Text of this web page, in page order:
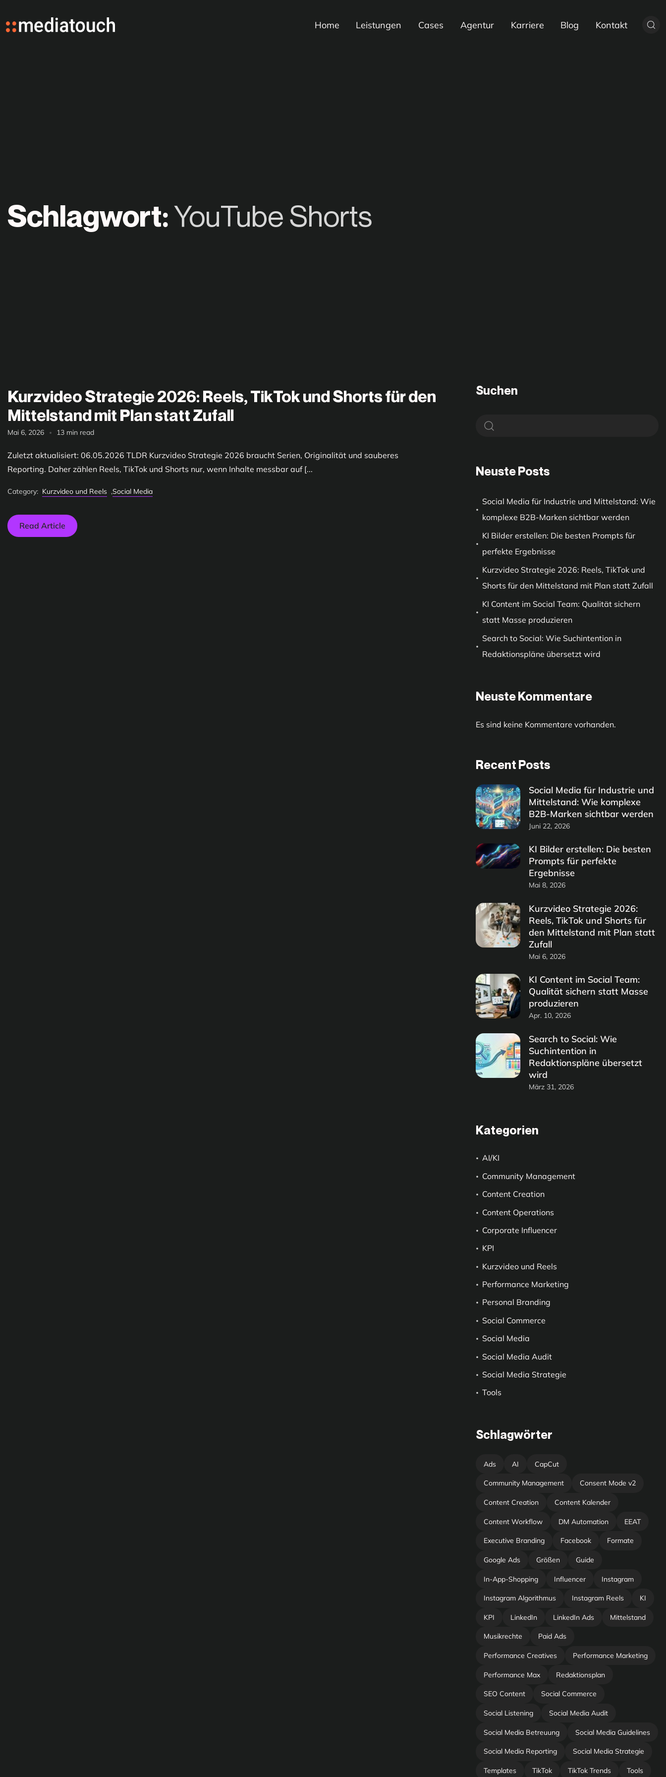
Home Leistungen Cases Agentur Karriere Blog Kontakt
Schlagwort:YouTube Shorts
Kurzvideo Strategie 2026: Reels, TikTok und Shorts für den
Mittelstand mit Plan statt Zufall
Mai 6, 2026 13 min read
Zuletzt aktualisiert: 06.05.2026 TLDR Kurzvideo Strategie 2026 braucht Serien, Originalität und sauberes
Reporting. Daher zählen Reels, TikTok und Shorts nur, wenn Inhalte messbar auf [...
Category: Kurzvideo und Reels ,Social Media
Read Article
Suchen
Neuste Posts
Social Media für Industrie und Mittelstand: Wie
komplexe B2B-Marken sichtbar werden
KI Bilder erstellen: Die besten Prompts für
perfekte Ergebnisse
Kurzvideo Strategie 2026: Reels, TikTok und
Shorts für den Mittelstand mit Plan statt Zufall
KI Content im Social Team: Qualität sichern
statt Masse produzieren
Search to Social: Wie Suchintention in
Redaktionspläne übersetzt wird
Neuste Kommentare
Es sind keine Kommentare vorhanden.
Recent Posts
Social Media für Industrie und
Mittelstand: Wie komplexe
B2B-Marken sichtbar werden
Juni 22, 2026
KI Bilder erstellen: Die besten
Prompts für perfekte
Ergebnisse
Mai 8, 2026
Kurzvideo Strategie 2026:
Reels, TikTok und Shorts für
den Mittelstand mit Plan statt
Zufall
Mai 6, 2026
KI Content im Social Team:
Qualität sichern statt Masse
produzieren
Apr. 10, 2026
Search to Social: Wie
Suchintention in
Redaktionspläne übersetzt
wird
März 31, 2026
Kategorien
AI/KI
Community Management
Content Creation
Content Operations
Corporate Influencer
KPI
Kurzvideo und Reels
Performance Marketing
Personal Branding
Social Commerce
Social Media
Social Media Audit
Social Media Strategie
Tools
Schlagwörter
Ads AI CapCut
Community Management Consent Mode v2
Content Creation Content Kalender
Content Workflow DM Automation EEAT
Executive Branding Facebook Formate
Google Ads Größen Guide
In-App-Shopping Influencer Instagram
Instagram Algorithmus Instagram Reels KI
KPI LinkedIn LinkedIn Ads Mittelstand
Musikrechte Paid Ads
Performance Creatives Performance Marketing
Performance Max Redaktionsplan
SEO Content Social Commerce
Social Listening Social Media Audit
Social Media Betreuung Social Media Guidelines
Social Media Reporting Social Media Strategie
Templates TikTok TikTok Trends Tools